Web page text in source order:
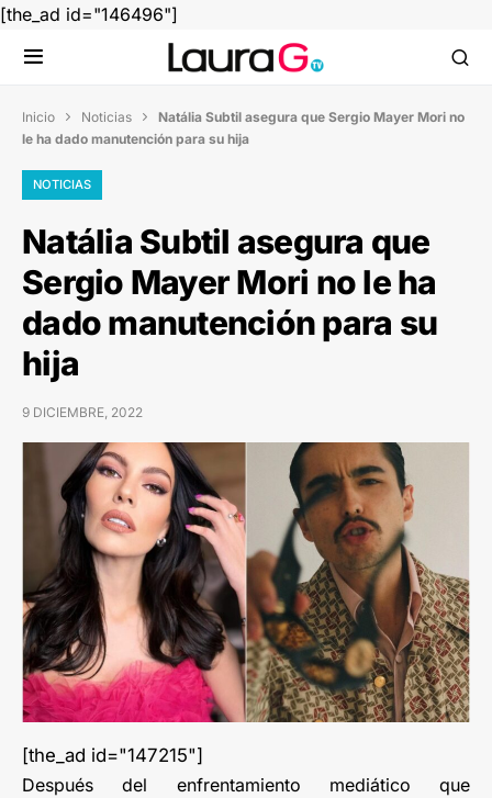
[the_ad id="146496"]
Inicio  Noticias  Natália Subtil asegura que Sergio Mayer Mori no
le ha dado manutención para su hija
NOTICIAS
Natália Subtil asegura que
Sergio Mayer Mori no le ha
dado manutención para su
hija
9 DICIEMBRE, 2022
[the_ad id="147215"]
Después del enfrentamiento mediático que